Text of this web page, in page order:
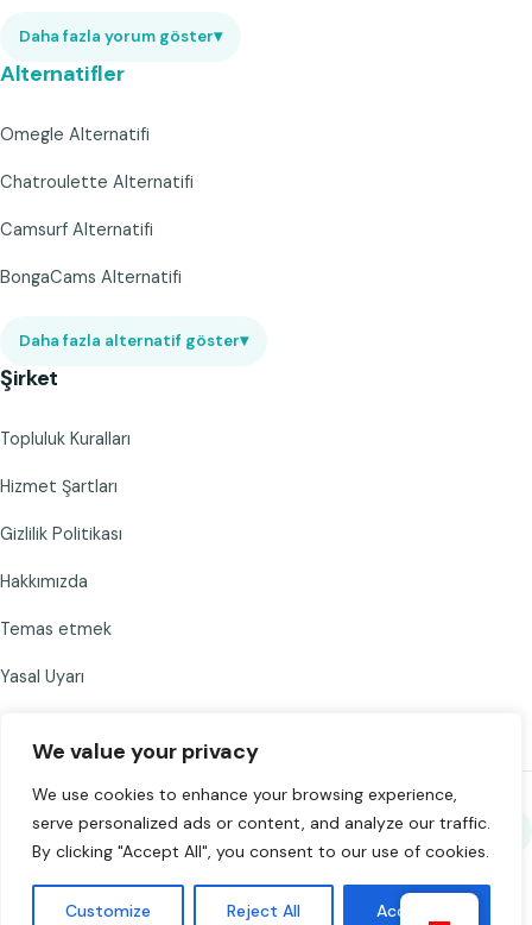
We value your privacy
We use cookies to enhance your browsing experience,
serve personalized ads or content, and analyze our traffic.
By clicking "Accept All", you consent to our use of cookies.
Customize Reject All Accept All
Daha fazla yorum göster▾
Alternatifler
Omegle Alternatifi
Chatroulette Alternatifi
Camsurf Alternatifi
BongaCams Alternatifi
Daha fazla alternatif göster▾
Şirket
Topluluk Kuralları
Hizmet Şartları
Gizlilik Politikası
Hakkımızda
Temas etmek
Yasal Uyarı
Chat to Strangers'yi paylaşın
©2026Chat to Strangers — Sevgiyle yapıldı
. Sorumlu bir şekilde
sohbet edin. 18+.